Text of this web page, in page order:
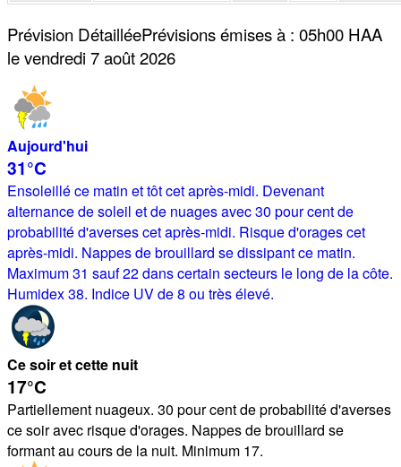
Prévision DétailléePrévisions émises à : 05h00 HAA
le vendredi 7 août 2026
Aujourd'hui
31°C
Ensoleillé ce matin et tôt cet après-midi. Devenant
alternance de soleil et de nuages avec 30 pour cent de
probabilité d'averses cet après-midi. Risque d'orages cet
après-midi. Nappes de brouillard se dissipant ce matin.
Maximum 31 sauf 22 dans certain secteurs le long de la côte.
Humidex 38. Indice UV de 8 ou très élevé.
Ce soir et cette nuit
17°C
Partiellement nuageux. 30 pour cent de probabilité d'averses
ce soir avec risque d'orages. Nappes de brouillard se
formant au cours de la nuit. Minimum 17.